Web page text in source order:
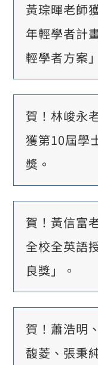
黃琮暉老師
年輕學者計
輕學者方案
賀！林峻永
獲第10屆學
獎。
賀！黃信富
全校全英語
良獎」。
賀！蕭浩明
馥菱、張秉